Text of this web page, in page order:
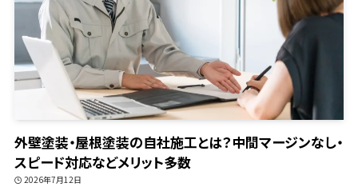
外壁塗装・屋根塗装の自社施工とは？中間マージンなし・
スピード対応などメリット多数
2026年7月12日